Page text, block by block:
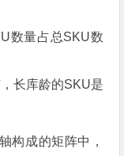
数量占总SKU数
长库龄的SKU是
构成的矩阵中，